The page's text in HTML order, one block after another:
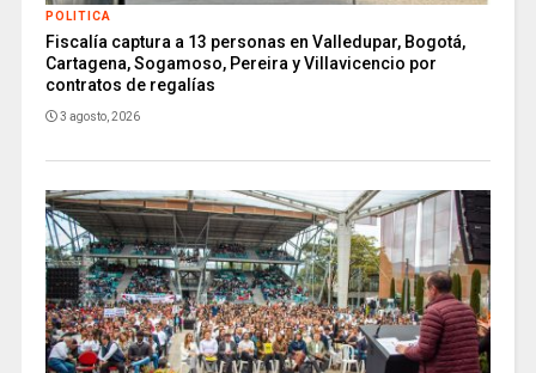
POLITICA
Fiscalía captura a 13 personas en Valledupar, Bogotá,
Cartagena, Sogamoso, Pereira y Villavicencio por
contratos de regalías
3 agosto, 2026